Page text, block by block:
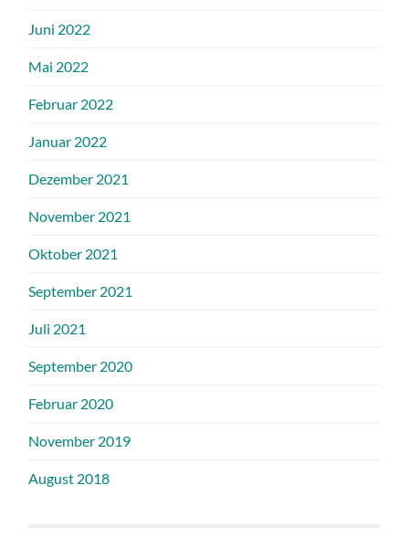
Juni 2022
Mai 2022
Februar 2022
Januar 2022
Dezember 2021
November 2021
Oktober 2021
September 2021
Juli 2021
September 2020
Februar 2020
November 2019
August 2018